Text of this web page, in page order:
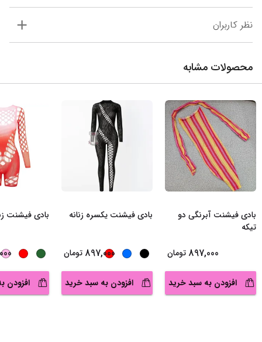
نظر کاربران
محصولات مشابه
بادی فیشنت آبرنگی دو
تیکه
897,000 تومان
افزودن به سبد خرید
بادی فیشنت یکسره زنانه
897,000 تومان
افزودن به سبد خرید
بادی فیشنت
افزودن